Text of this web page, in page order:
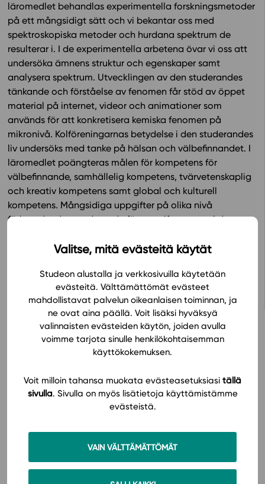
Valitse, mitä evästeitä käytät
Studeon alustalla ja verkkosivuilla käytetään
evästeitä. Välttämättömät evästeet
mahdollistavat palvelun oikeanlaisen toiminnan, ja
ne ovat aina päällä. Voit lisäksi hyväksyä
valinnaisten evästeiden käytön, joiden avulla
voimme tarjota sinulle henkilökohtaisemman
käyttökokemuksen.
Voit milloin tahansa muokata evästeasetuksiasi tällä
sivulla. Sivulla on myös lisätietoja käyttämistämme
evästeistä.
VAIN VÄLTTÄMÄTTÖMÄT
In English
läromedlet behandlas experimentella forskningsmetoder
på ett mångsidigt sätt och vi bekantar oss med
spektroskopiska metoder och hurdana spektrum de
resulterar i. I de experimentella arbetena övar vi oss att
undersöka ämnens struktur och egenskaper samt
analysera spektrum. Utvecklingen av den studerandes
tänkande och förståelse av fenomen får stöd av öppet
material på internet, videor och animationer som
används för att konkretisera kemiska fenomen på
mikronivå. Kolföreningarnas betydelse i den studerandes
liv undersöks med tanke på hälsan och välbefinnandet. I
läromedlet poängteras målen för kompetens för
välbefinnande, samhällelig kompetens, tvärvetenskaplig
och kreativ kompetens samt global och kulturell
kompetens. Mångsidiga uppgifter på olika nivå
förbereder den studerande för uppgiftstyperna i det
Avaa oppimateriaali Studeon alustalla
Käyttöönotto